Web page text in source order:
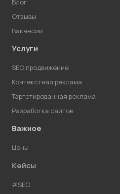
Блог
Отзывы
Вакансии
Услуги
SEO продвижение
Контекстная реклама
Таргетированная реклама
Разработка сайтов
Важное
Цены
Кейсы
#SEO